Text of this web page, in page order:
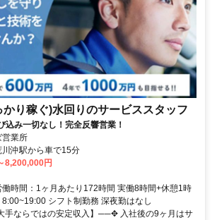
り稼ぐ)水回りのサービススタッフ
込み一切なし！完全反響営業！
営業所
沖駅から車で15分
8,200,000円
時間：1ヶ月あたり172時間 実働8時間+休憩1時
シフト制勤務 深夜勤はなし
ならではの安定収入】──✥ 入社後の9ヶ月はサ